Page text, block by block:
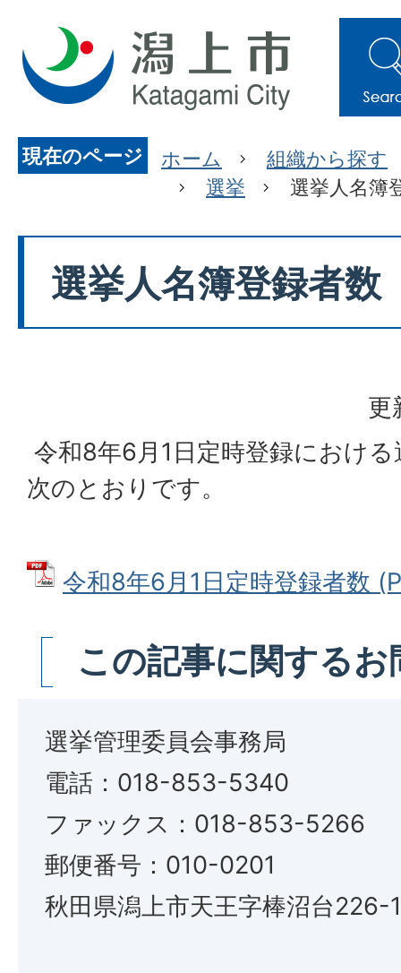
現在のページ ホーム
組織から探す
選挙
選挙人名簿
選挙人名簿登録者数
更
令和8年6月1日定時登録におけ
次のとおりです。
令和8年6月1日定時登録者数
この記事に関する
選挙管理委員会事務局
電話：018-853-5340
ファックス：018-853-5266
郵便番号：010-0201
秋田県潟上市天王字棒沼台226-1